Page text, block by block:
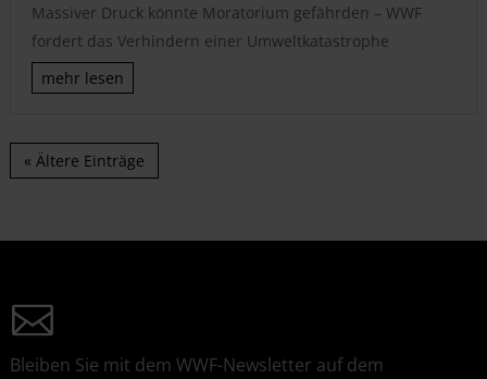
Massiver Druck könnte Moratorium gefährden – WWF
fordert das Verhindern einer Umweltkatastrophe
mehr lesen
« Ältere Einträge
Bleiben Sie mit dem WWF-Newsletter auf dem